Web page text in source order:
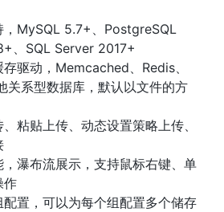
，MySQL 5.7+、PostgreSQL
、SQL Server 2017+
驱动，Memcached、Redis、
关系型数据库，默认以文件的方
粘贴上传、动态设置策略上传、
瀑布流展示，支持鼠标右键、单
作
置，可以为每个组配置多个储存